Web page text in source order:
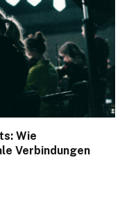
Wie
Verbindungen